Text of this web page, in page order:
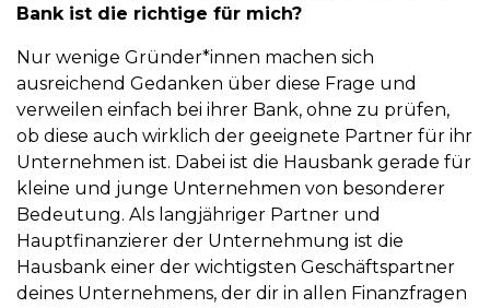
Bank ist die richtige für mich?
Nur wenige Gründer*innen machen sich
ausreichend Gedanken über diese Frage und
verweilen einfach bei ihrer Bank, ohne zu prüfen,
ob diese auch wirklich der geeignete Partner für ihr
Unternehmen ist. Dabei ist die Hausbank gerade für
kleine und junge Unternehmen von besonderer
Bedeutung. Als langjähriger Partner und
Hauptfinanzierer der Unternehmung ist die
Hausbank einer der wichtigsten Geschäftspartner
deines Unternehmens, der dir in allen Finanzfragen